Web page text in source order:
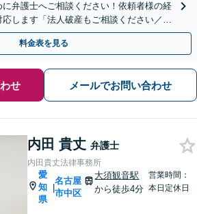
弁護士へご相談ください！依頼者様の経
します「法人破産もご相談ください／会
を提供」【休日・夜間相談可】
料金表を見る
せ メールでお問い合わせ
内田 貴丈 弁護士
内田貴丈法律事務所
愛
知
県
|
名古屋
市中区
大須観音駅
から徒歩4分
営業時間：
本日定休日